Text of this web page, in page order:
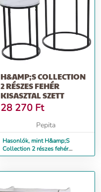
H&AMP;S COLLECTION
2 RÉSZES FEHÉR
KISASZTAL SZETT
28 270 Ft
Pepita
Hasonlók, mint H&amp;S
Collection 2 részes fehér
kisasztal szett